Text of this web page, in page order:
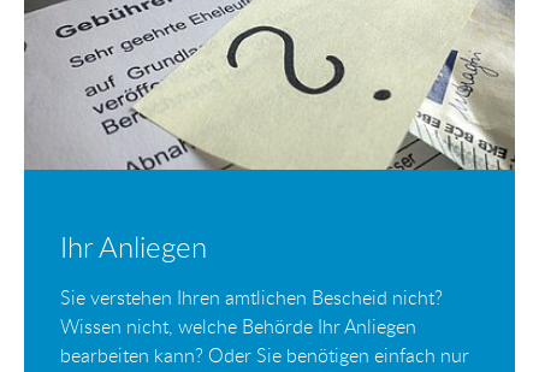
Ihr Anliegen
Sie verstehen Ihren amtlichen Bescheid nicht?
Wissen nicht, welche Behörde Ihr Anliegen
bearbeiten kann? Oder Sie benötigen einfach nur